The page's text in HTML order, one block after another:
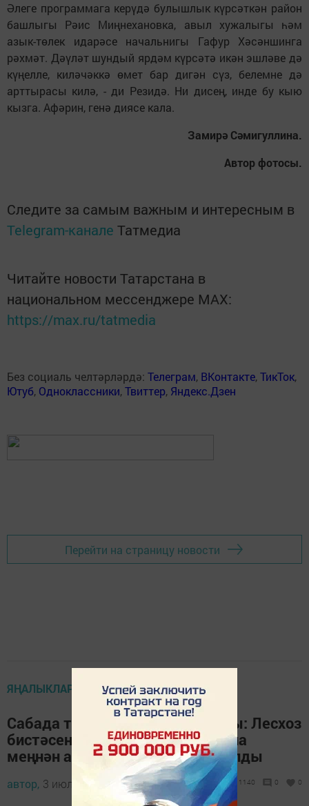
Әлеге программага керүдә булышлык күрсәткән район
башлыгы Рәис Миңнехановка, авыл хужалыгы һәм
азык-төлек идарәсе начальнигы Гафур Хәсәншинга
рәхмәт. Дәүләт шундый ярдәм күрсәтә икән эшләве дә
күңелле, киләчәккә өмет бар дигән сүз, белемне дә
арттырасы килә, - ди Резидә. Ни дисең, инде бу кыю
кызга. Афәрин, генә диясе кала.
Замирә Сәмигуллина.
Автор фотосы.
Следите за самым важным и интересным в
Telegram-канале Татмедиа
Читайте новости Татарстана в
национальном мессенджере MАХ:
https://max.ru/tatmedia
Без социаль челтәрләрдә: Телеграм, ВКонтакте,ТикТок,
Ютуб, Одноклассники,Твиттер, Яндекс.Дзен
Перейти на страницу новости
ЯҢАЛЫКЛАР
Сабада терлекчеләр слеты узды: Лесхоз
бистәсенең Сабантуй мәйданына
меңнән артык терлекче җыйналды
автор, 3 июль 2013 - 09:57 1140 0 0